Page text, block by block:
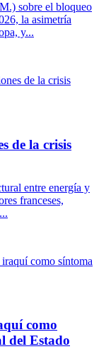
sobre el bloqueo
la asimetría
y...
de la crisis
de la crisis
entre energía y
franceses,
como síntoma
como
del Estado